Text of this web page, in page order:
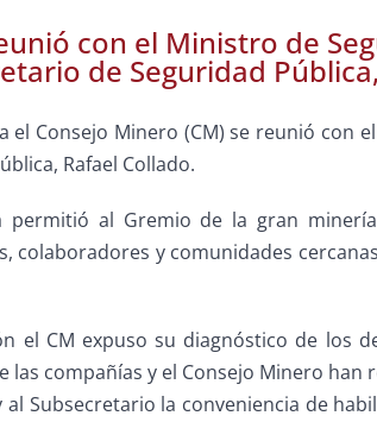
con el Ministro de
de Seguridad
el Consejo Minero (CM) se reunió con
Rafael Collado.
permitió al Gremio de la gran
colaboradores y comunidades
el CM expuso su diagnóstico de los
las compañías y el Consejo Minero
al Subsecretario la conveniencia de